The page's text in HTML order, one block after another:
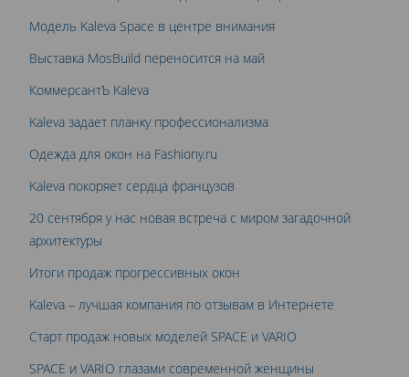
Модель Kaleva Space в центре внимания
Выставка MosBuild переносится на май
КоммерсантЪ Kaleva
Kaleva задает планку профессионализма
Одежда для окон на Fashiony.ru
Kaleva покоряет сердца французов
20 сентября у нас новая встреча с миром загадочной
архитектуры
Итоги продаж прогрессивных окон
Kaleva – лучшая компания по отзывам в Интернете
Старт продаж новых моделей SPACE и VARIO
SPACE и VARIO глазами современной женщины